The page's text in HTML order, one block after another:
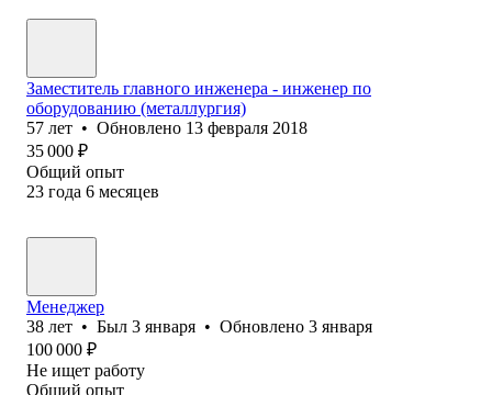
Заместитель главного инженера - инженер по
оборудованию (металлургия)
57 лет • Обновлено 13 февраля 2018
35 000 ₽
Общий опыт
23 года 6 месяцев
Менеджер
38 лет • Был 3 января • Обновлено 3 января
100 000 ₽
Не ищет работу
Общий опыт